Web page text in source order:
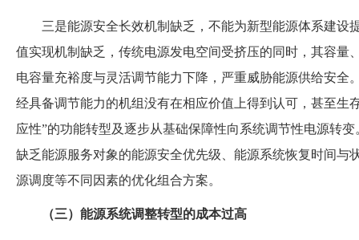
三是能源安全长效机制缺乏，不能为新型能源体系建设
值实现机制缺乏，传统电源发电空间受挤压的同时，其容量
电容量充裕度与灵活调节能力下降，严重威胁能源供给安全
经具备调节能力的机组没有在相应价值上得到认可，甚至生
应性”的功能转型及逐步从基础保障性向系统调节性电源转
缺乏能源服务对象的能源安全优先级、能源系统恢复时间与
源调度等不同因素的优化组合方案。
（三） 能源系统调整转型的成本过高